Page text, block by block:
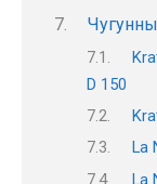
D 150
La
La